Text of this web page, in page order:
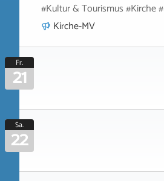
#Kultur & Tourismus #Kirche
Kirche-MV
Fr.
21
Sa.
22